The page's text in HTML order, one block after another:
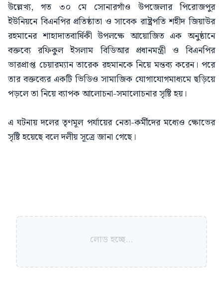
উল্লেখ্য, গত ৩০ মে সোনারগাঁও উপজেলার পিরোজপুর
ইউনিয়নে বিএনপির প্রতিষ্ঠাতা ও সাবেক রাষ্ট্রপতি শহীদ জিয়াউর
রহমানের শাহাদাতবার্ষিকী উপলক্ষে আয়োজিত এক অনুষ্ঠানে
বক্তব্যে রফিকুল ইসলাম বিডিআর প্রধানমন্ত্রী ও বিএনপির
ভারপ্রাপ্ত চেয়ারম্যান তারেক রহমানকে নিয়ে মন্তব্য করেন। পরে
তার বক্তব্যের একটি ভিডিও সামাজিক যোগাযোগমাধ্যমে ছড়িয়ে
পড়লে তা নিয়ে ব্যাপক আলোচনা-সমালোচনার সৃষ্টি হয়।
এ ঘটনায় দলের তৃণমূল পর্যায়ের নেতা-কর্মীদের মধ্যেও ক্ষোভের
সৃষ্টি হয়েছে বলে দলীয় সূত্রে জানা গেছে।
লোড হচ্ছে...